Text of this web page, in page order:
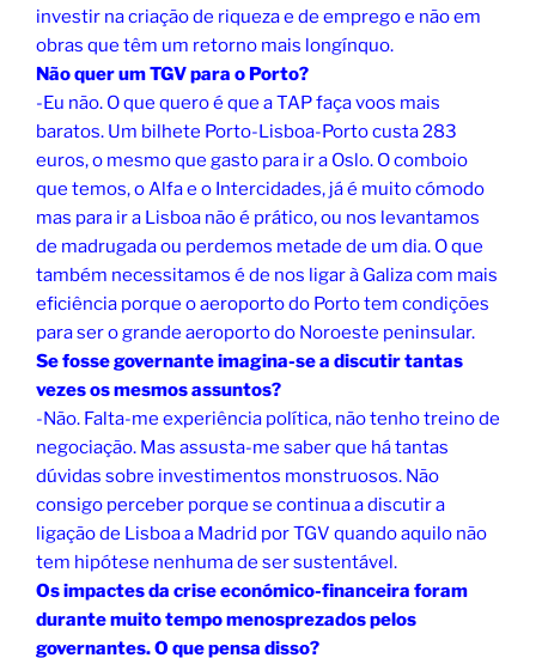
investir na criação de riqueza e de emprego e não em
obras que têm um retorno mais longínquo.
Não quer um TGV para o Porto?
-Eu não. O que quero é que a TAP faça voos mais
baratos. Um bilhete Porto-Lisboa-Porto custa 283
euros, o mesmo que gasto para ir a Oslo. O comboio
que temos, o Alfa e o Intercidades, já é muito cómodo
mas para ir a Lisboa não é prático, ou nos levantamos
de madrugada ou perdemos metade de um dia. O que
também necessitamos é de nos ligar à Galiza com mais
eficiência porque o aeroporto do Porto tem condições
para ser o grande aeroporto do Noroeste peninsular.
Se fosse governante imagina-se a discutir tantas
vezes os mesmos assuntos?
-Não. Falta-me experiência política, não tenho treino de
negociação. Mas assusta-me saber que há tantas
dúvidas sobre investimentos monstruosos. Não
consigo perceber porque se continua a discutir a
ligação de Lisboa a Madrid por TGV quando aquilo não
tem hipótese nenhuma de ser sustentável.
Os impactes da crise económico-financeira foram
durante muito tempo menosprezados pelos
governantes. O que pensa disso?